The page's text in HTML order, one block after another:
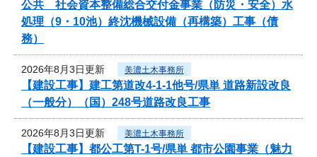
公共 社会資本整備総合交付金事業（防災・安全）水
処理（9・10池）終沈機械設備（再構築）工事（債
務）
2026年8月3日更新 美濃土木事務所
【建設工事】建工第道改4-1-1他号/県単 道路新設改良
（一般分）（国）248号道路改良工事
2026年8月3日更新 美濃土木事務所
【建設工事】都公工第T-1号/県単 都市公園事業（魅力